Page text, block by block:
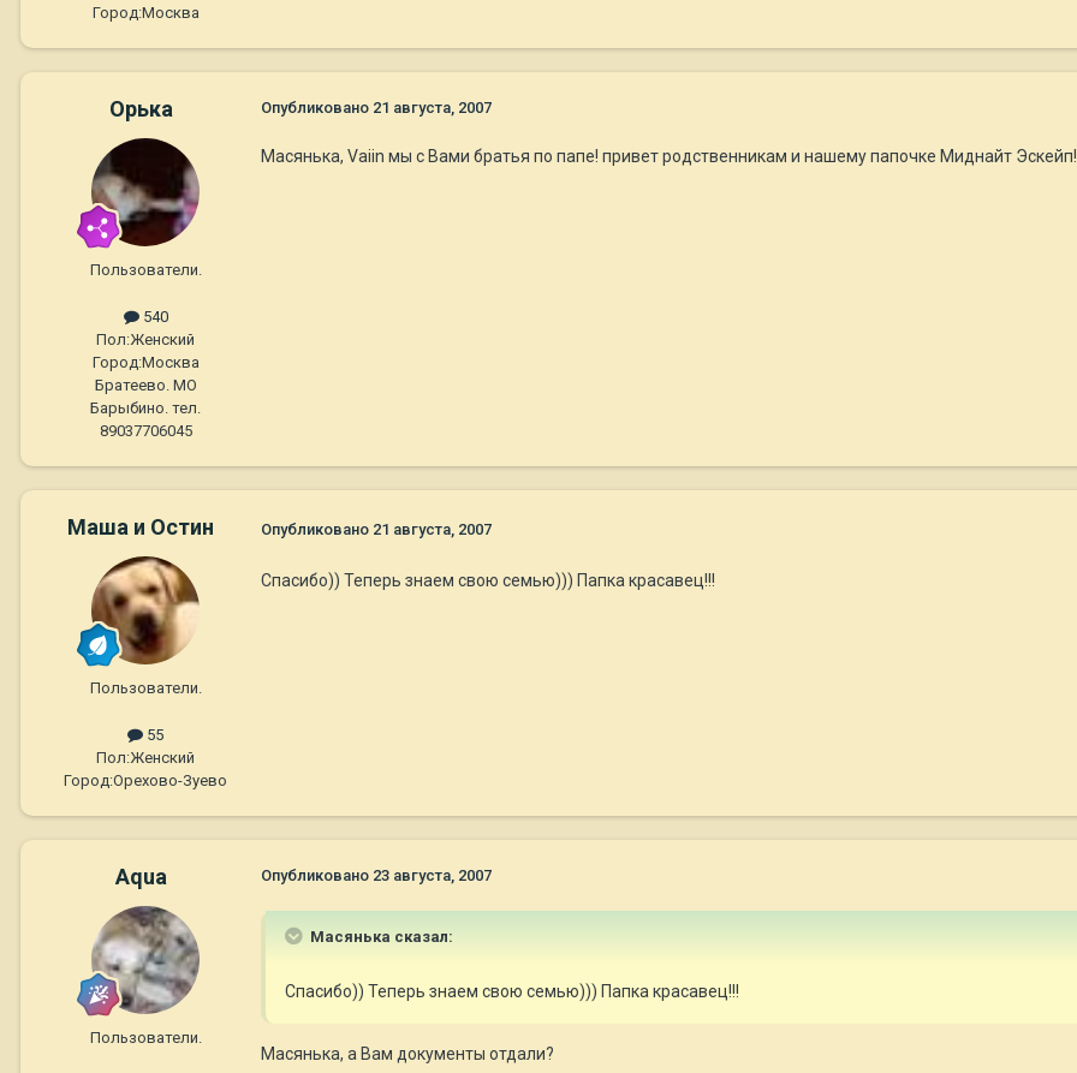
Город:Москва
Орька
Пользователи.
540
Пол:Женский
Город:Москва
Братеево. МО
Барыбино. тел.
89037706045
Опубликовано 21 августа, 2007
Масянька, Vaiin мы с Вами братья по папе! привет родственникам и нашему папочке Миднайт Эскейп!
Маша и Остин
Пользователи.
55
Пол:Женский
Город:Орехово-Зуево
Опубликовано 21 августа, 2007
Спасибо)) Теперь знаем свою семью))) Папка красавец!!!
Aqua
Пользователи.
Опубликовано 23 августа, 2007
Масянька сказал:
Спасибо)) Теперь знаем свою семью))) Папка красавец!!!
Масянька, а Вам документы отдали?